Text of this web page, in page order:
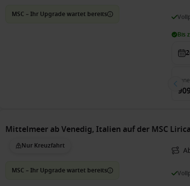
MSC – Ihr Upgrade wartet bereits
Bis
Mittelmeer ab Venedig, Italien auf der MSC Lirica
Nur Kreuzfahrt
MSC – Ihr Upgrade wartet bereits